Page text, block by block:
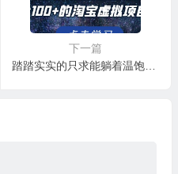
下一篇
踏踏实实的只求能躺着温饱的每天赚个100+的淘宝虚拟项目，适合新手